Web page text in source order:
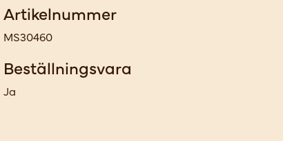
Artikelnummer
MS30460
Beställningsvara
Ja